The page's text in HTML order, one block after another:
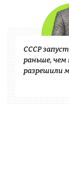
СССР
раньше,
разрешили